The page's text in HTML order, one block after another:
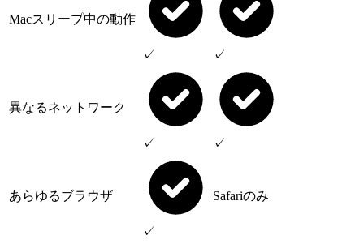
Macスリープ中の動作
✓ ✓
異なるネットワーク
✓ ✓
あらゆるブラウザ
✓
Safariのみ